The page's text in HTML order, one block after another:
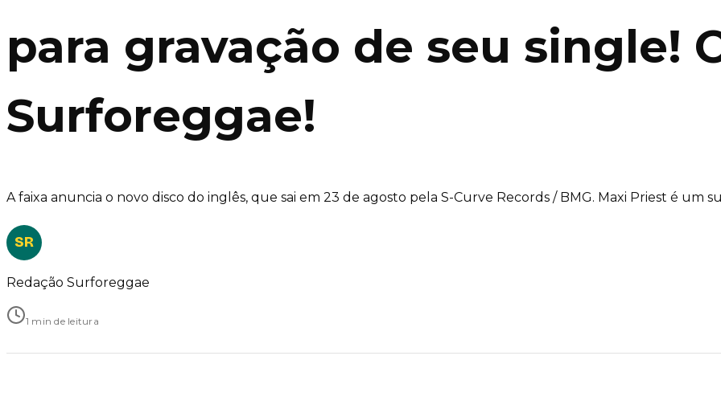
para gravação de seu single!
Surforeggae!
A faixa anuncia o novo disco do inglês, que sai em 23 de agosto pela S-Curve Records / BMG. Maxi Priest é um
SR
Redação Surforeggae
1 min de leitura